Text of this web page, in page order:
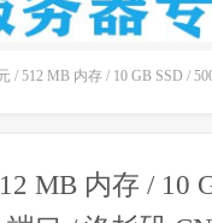
/ 512 MB 内存 / 10 GB SSD /
MB 内存 / 10